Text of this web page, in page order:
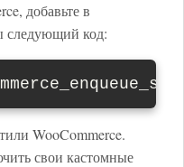
добавьте в
следующий код:
WooCommerce.
свои кастомные